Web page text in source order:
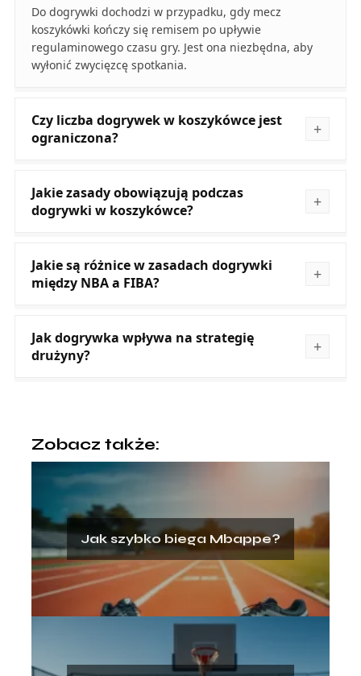
Do dogrywki dochodzi w przypadku, gdy mecz
koszykówki kończy się remisem po upływie
regulaminowego czasu gry. Jest ona niezbędna, aby
wyłonić zwycięzcę spotkania.
Czy liczba dogrywek w koszykówce jest
ograniczona?
Jakie zasady obowiązują podczas
dogrywki w koszykówce?
Jakie są różnice w zasadach dogrywki
między NBA a FIBA?
Jak dogrywka wpływa na strategię
drużyny?
Zobacz także:
Jak szybko biega Mbappe?